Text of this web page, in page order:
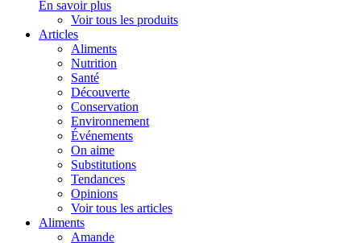
En savoir plus
Voir tous les produits
Articles
Aliments
Nutrition
Santé
Découverte
Conservation
Environnement
Événements
On aime
Substitutions
Tendances
Opinions
Voir tous les articles
Aliments
Amande